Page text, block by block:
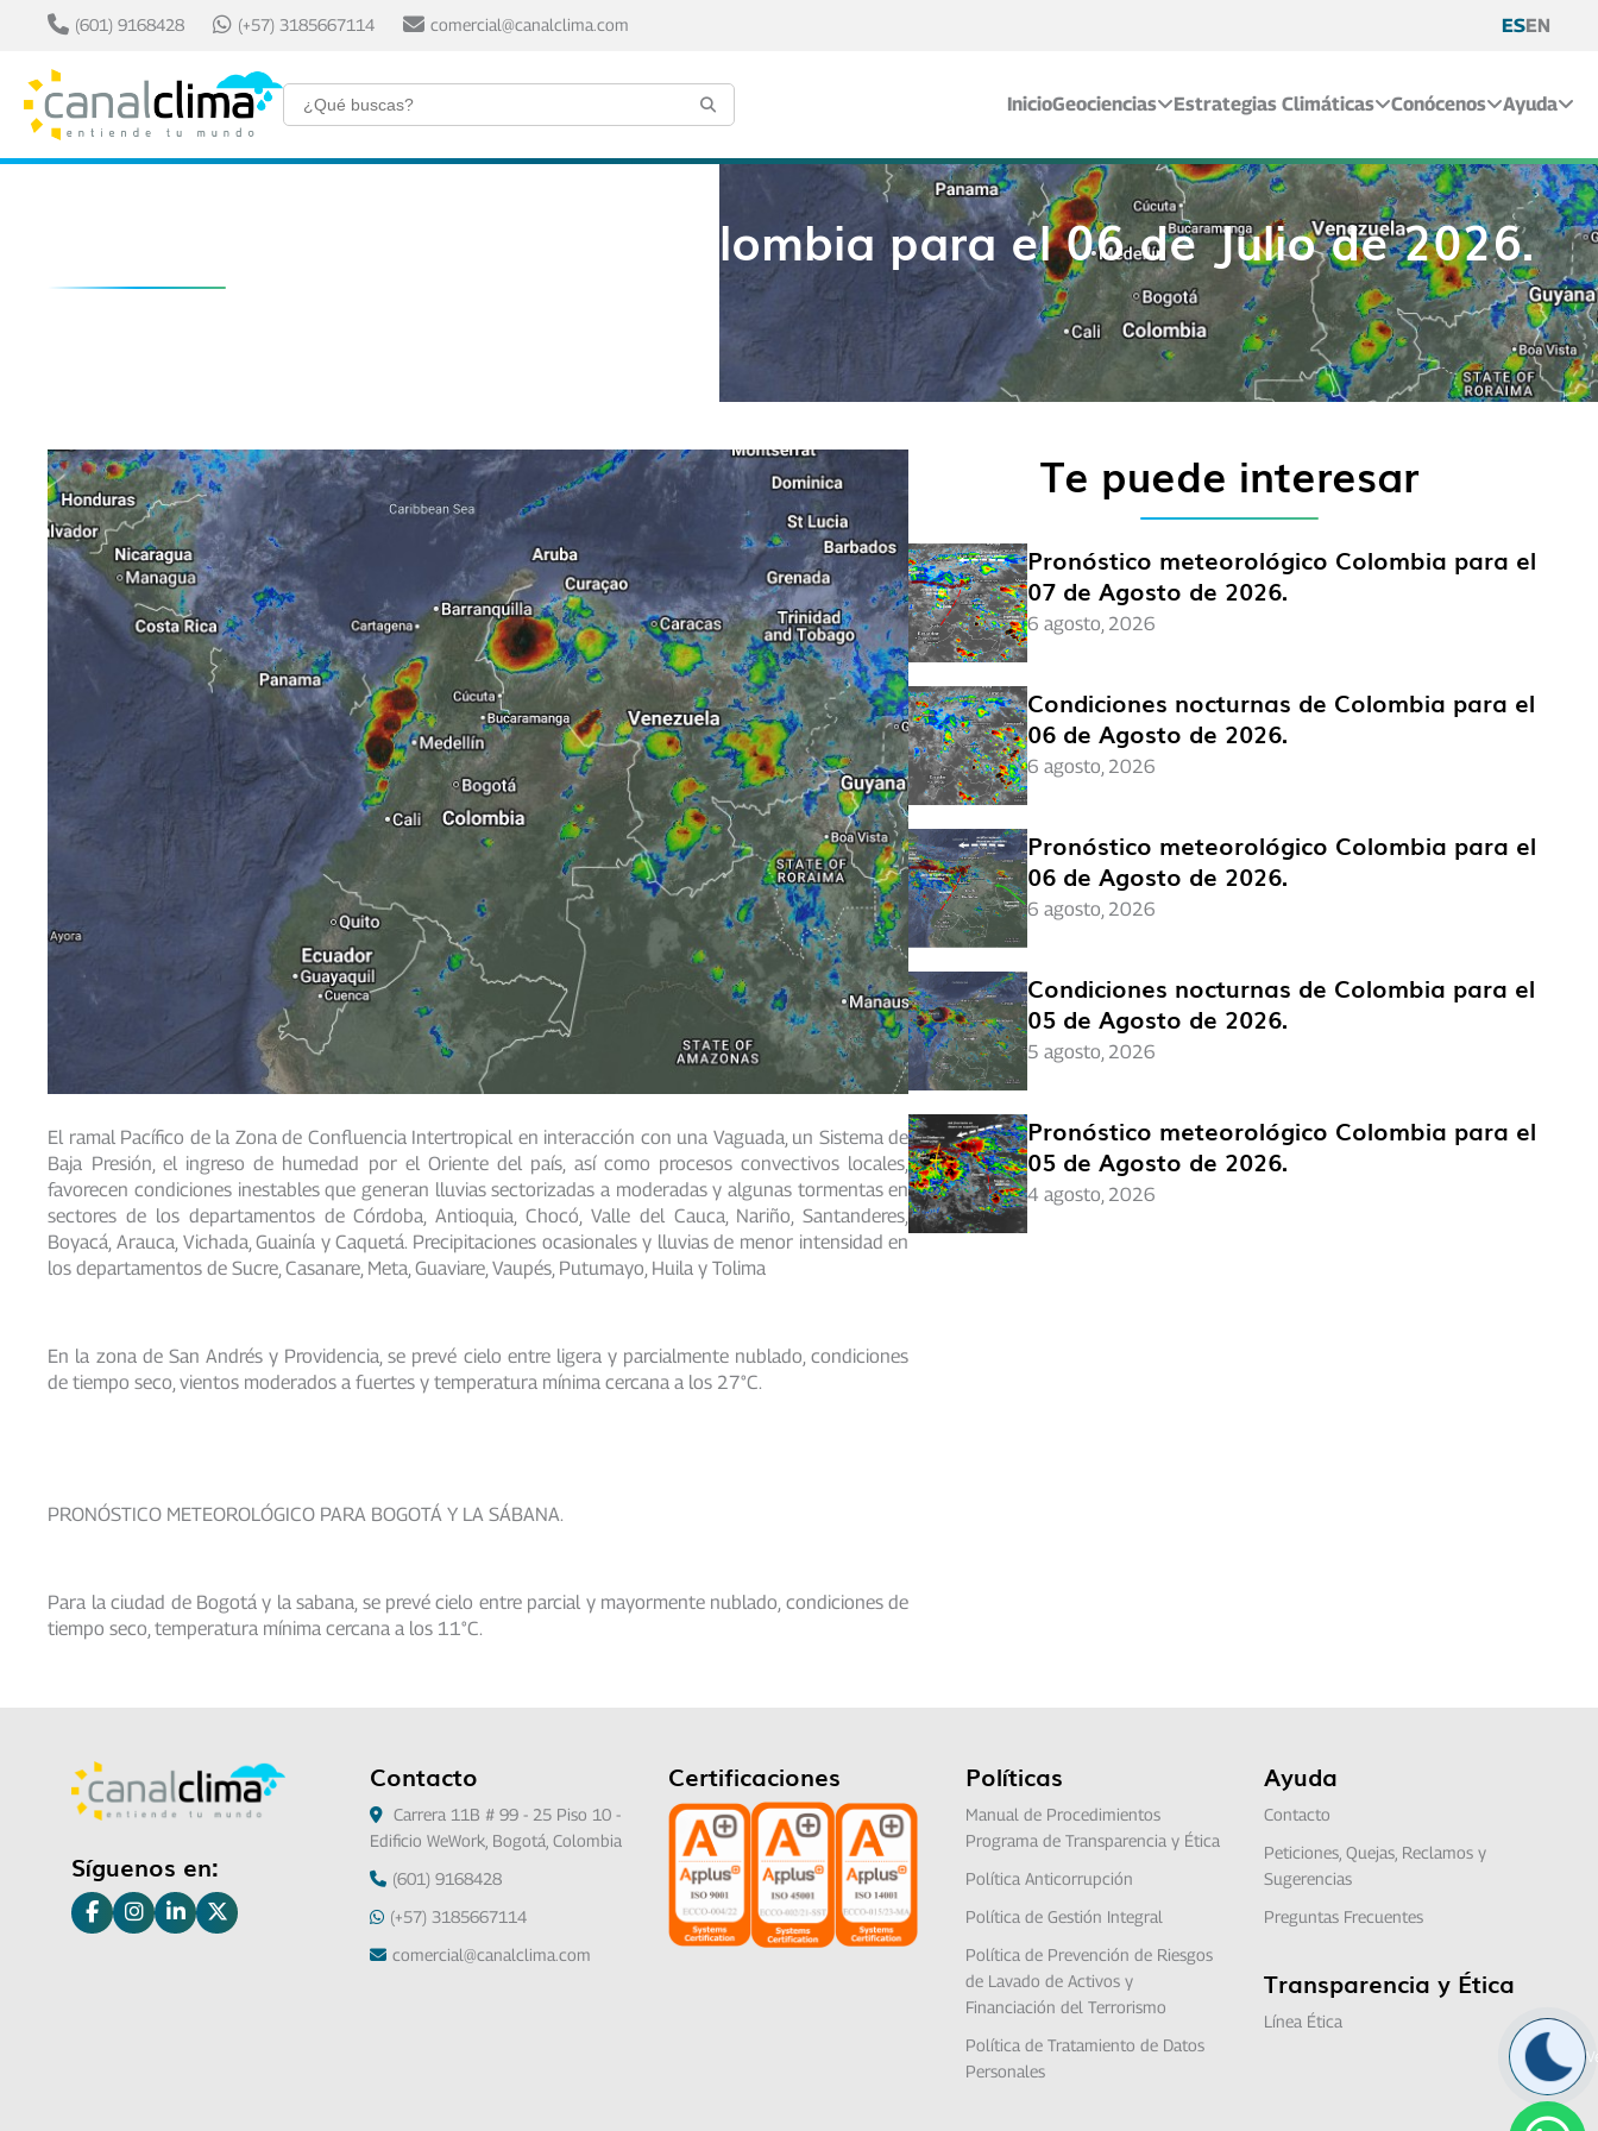
(601) 9168428 (+57) 3185667114 comercial@canalclima.com ESEN
InicioGeociencias Estrategias Climáticas Conócenos Ayuda
Condiciones nocturnas de Colombia para el 06 de Julio de 2026.
El ramal Pacífico de la Zona de Confluencia Intertropical en interacción con una Vaguada, un Sistema de
Baja Presión, el ingreso de humedad por el Oriente del país, así como procesos convectivos locales,
favorecen condiciones inestables que generan lluvias sectorizadas a moderadas y algunas tormentas en
sectores de los departamentos de Córdoba, Antioquia, Chocó, Valle del Cauca, Nariño, Santanderes,
Boyacá, Arauca, Vichada, Guainía y Caquetá. Precipitaciones ocasionales y lluvias de menor intensidad en
los departamentos de Sucre, Casanare, Meta, Guaviare, Vaupés, Putumayo, Huila y Tolima
En la zona de San Andrés y Providencia, se prevé cielo entre ligera y parcialmente nublado, condiciones
de tiempo seco, vientos moderados a fuertes y temperatura mínima cercana a los 27°C.
PRONÓSTICO METEOROLÓGICO PARA BOGOTÁ Y LA SÁBANA.
Para la ciudad de Bogotá y la sabana, se prevé cielo entre parcial y mayormente nublado, condiciones de
tiempo seco, temperatura mínima cercana a los 11°C.
Te puede interesar
Pronóstico meteorológico Colombia para el
07 de Agosto de 2026.
6 agosto, 2026
Condiciones nocturnas de Colombia para el
06 de Agosto de 2026.
6 agosto, 2026
Pronóstico meteorológico Colombia para el
06 de Agosto de 2026.
6 agosto, 2026
Condiciones nocturnas de Colombia para el
05 de Agosto de 2026.
5 agosto, 2026
Pronóstico meteorológico Colombia para el
05 de Agosto de 2026.
4 agosto, 2026
Síguenos en:
Contacto
Carrera 11B # 99 - 25 Piso 10 -
Edificio WeWork, Bogotá, Colombia
(601) 9168428
(+57) 3185667114
comercial@canalclima.com
Certificaciones Políticas
Manual de Procedimientos
Programa de Transparencia y Ética
Política Anticorrupción
Política de Gestión Integral
Política de Prevención de Riesgos
de Lavado de Activos y
Financiación del Terrorismo
Política de Tratamiento de Datos
Personales
Ayuda
Contacto
Peticiones, Quejas, Reclamos y
Sugerencias
Preguntas Frecuentes
Transparencia y Ética
Línea Ética